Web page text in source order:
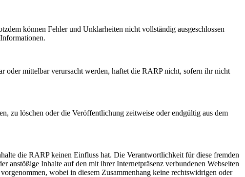
können Fehler und Unklarheiten nicht vollständig ausgeschlossen
oder mittelbar verursacht werden, haftet die RARP nicht, sofern ihr nicht
zu löschen oder die Veröffentlichung zeitweise oder endgültig aus dem
die RARP keinen Einfluss hat. Die Verantwortlichkeit für diese fremden
Inhalte auf den mit ihrer Internetpräsenz verbundenen Webseiten
wobei in diesem Zusammenhang keine rechtswidrigen oder